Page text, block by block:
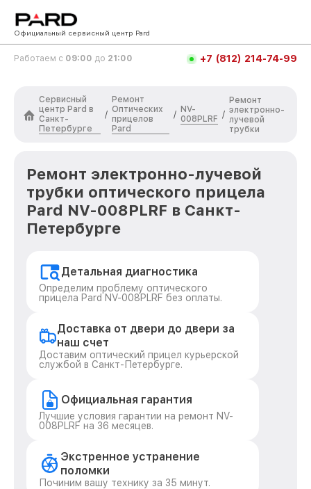
Официальный сервисный центр Pard
Работаем с 09:00 до 21:00 +7 (812) 214-74-99
Сервисный
центр Pard в
Санкт-
Петербурге
/
Ремонт
Оптических
прицелов
Pard
/
NV-
008PLRF /
Ремонт
электронно-
лучевой
трубки
Ремонт электронно-лучевой
трубки оптического прицела
Pard NV-008PLRF в Санкт-
Петербурге
Детальная диагностика
Определим проблему оптического
прицела Pard NV-008PLRF без оплаты.
Доставка от двери до двери за
наш счет
Доставим оптический прицел курьерской
службой в Санкт-Петербурге.
Официальная гарантия
Лучшие условия гарантии на ремонт NV-
008PLRF на 36 месяцев.
Экстренное устранение
поломки
Починим вашу технику за 35 минут.